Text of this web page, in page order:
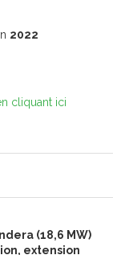
2022
cliquant ici
(18,6 MW)
extension